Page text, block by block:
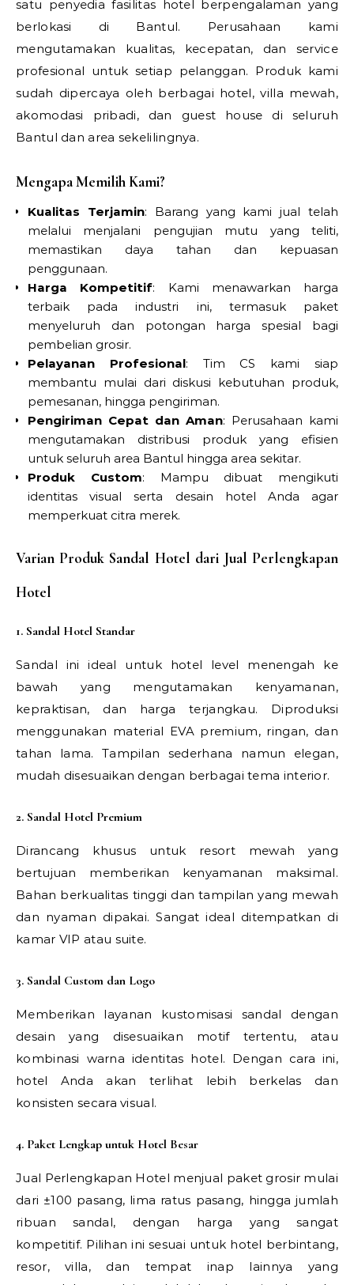
satu penyedia fasilitas hotel berpengalaman yang
berlokasi di Bantul. Perusahaan kami
mengutamakan kualitas, kecepatan, dan service
profesional untuk setiap pelanggan. Produk kami
sudah dipercaya oleh berbagai hotel, villa mewah,
akomodasi pribadi, dan guest house di seluruh
Bantul dan area sekelilingnya.
Mengapa Memilih Kami?
Kualitas Terjamin: Barang yang kami jual telah
melalui menjalani pengujian mutu yang teliti,
memastikan daya tahan dan kepuasan
penggunaan.
Harga Kompetitif: Kami menawarkan harga
terbaik pada industri ini, termasuk paket
menyeluruh dan potongan harga spesial bagi
pembelian grosir.
Pelayanan Profesional: Tim CS kami siap
membantu mulai dari diskusi kebutuhan produk,
pemesanan, hingga pengiriman.
Pengiriman Cepat dan Aman: Perusahaan kami
mengutamakan distribusi produk yang efisien
untuk seluruh area Bantul hingga area sekitar.
Produk Custom: Mampu dibuat mengikuti
identitas visual serta desain hotel Anda agar
memperkuat citra merek.
Varian Produk Sandal Hotel dari Jual Perlengkapan
Hotel
1. Sandal Hotel Standar
Sandal ini ideal untuk hotel level menengah ke
bawah yang mengutamakan kenyamanan,
kepraktisan, dan harga terjangkau. Diproduksi
menggunakan material EVA premium, ringan, dan
tahan lama. Tampilan sederhana namun elegan,
mudah disesuaikan dengan berbagai tema interior.
2. Sandal Hotel Premium
Dirancang khusus untuk resort mewah yang
bertujuan memberikan kenyamanan maksimal.
Bahan berkualitas tinggi dan tampilan yang mewah
dan nyaman dipakai. Sangat ideal ditempatkan di
kamar VIP atau suite.
3. Sandal Custom dan Logo
Memberikan layanan kustomisasi sandal dengan
desain yang disesuaikan motif tertentu, atau
kombinasi warna identitas hotel. Dengan cara ini,
hotel Anda akan terlihat lebih berkelas dan
konsisten secara visual.
4. Paket Lengkap untuk Hotel Besar
Jual Perlengkapan Hotel menjual paket grosir mulai
dari ±100 pasang, lima ratus pasang, hingga jumlah
ribuan sandal, dengan harga yang sangat
kompetitif. Pilihan ini sesuai untuk hotel berbintang,
resor, villa, dan tempat inap lainnya yang